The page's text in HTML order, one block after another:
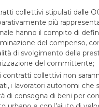
collettivi stipulati dalle
più
hanno il compito di
del compenso,
di svolgimento della
del committente;
contratti collettivi non
i lavoratori autonomi che
di consegna di beni per